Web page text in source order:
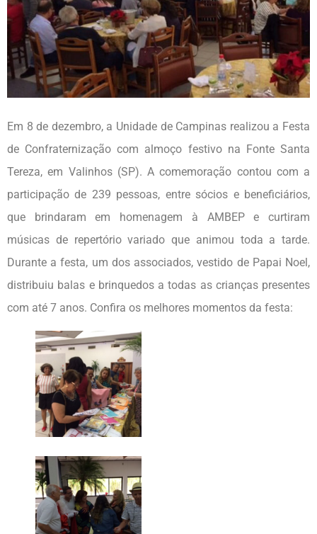
Em 8 de dezembro, a Unidade de Campinas realizou a Festa
de Confraternização com almoço festivo na Fonte Santa
Tereza, em Valinhos (SP). A comemoração contou com a
participação de 239 pessoas, entre sócios e beneficiários,
que brindaram em homenagem à AMBEP e curtiram
músicas de repertório variado que animou toda a tarde.
Durante a festa, um dos associados, vestido de Papai Noel,
distribuiu balas e brinquedos a todas as crianças presentes
com até 7 anos. Confira os melhores momentos da festa: